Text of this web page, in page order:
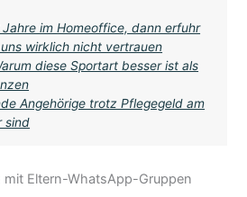
im Homeoffice, dann erfuhr
wirklich nicht vertrauen
diese Sportart besser ist als
Angehörige trotz Pflegegeld am
sind
Eltern-WhatsApp-Gruppen